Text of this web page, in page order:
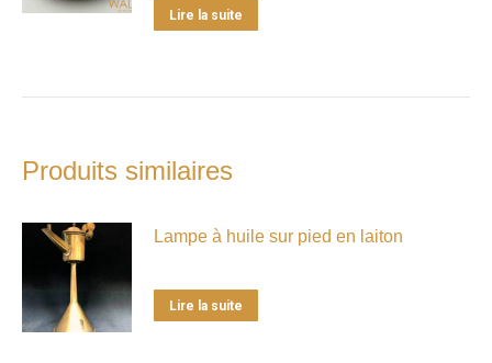
Lire la suite
Produits similaires
Lampe à huile sur pied en laiton
Lire la suite